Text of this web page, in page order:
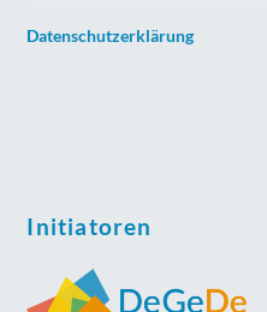
Datenschutzerklärung
Initiatoren